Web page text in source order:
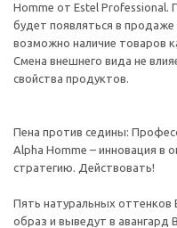
Homme от Estel Professional.
будет появляться в
возможно наличие товаров
Смена внешнего вида не
свойства продуктов.
Пена против седины:
Alpha Homme – инновация в
стратегию. Действовать!
Пять натуральных оттенков
образ и выведут в авангард